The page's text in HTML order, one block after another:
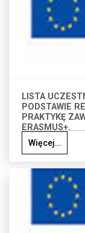
LISTA
PODSTAWIE
PRAKTYKĘ
ERASMUS+.
Więcej…